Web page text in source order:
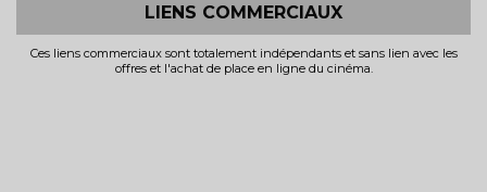
LIENS COMMERCIAUX
Ces liens commerciaux sont totalement indépendants et sans lien avec les
offres et l'achat de place en ligne du cinéma.